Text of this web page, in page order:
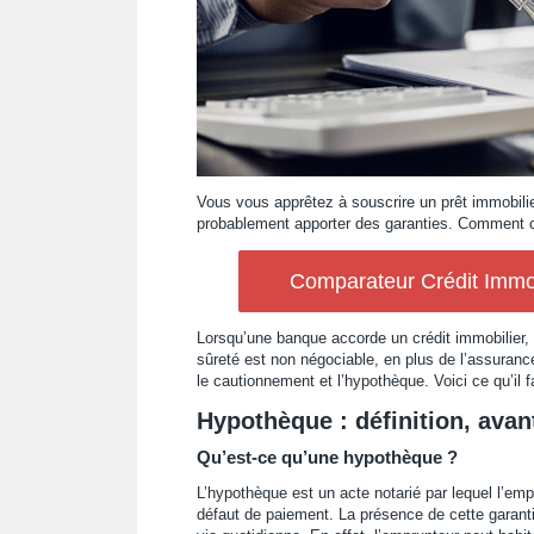
Vous vous apprêtez à souscrire un prêt
probablement apporter des garanties. Comment
Comparateur Crédit
Lorsqu’une banque accorde un crédit
sûreté est non négociable, en plus de
le cautionnement et l’hypothèque. Voici ce
Hypothèque : définition,
Qu’est-ce qu’une hypothèque ?
L’hypothèque est un acte notarié par lequel
défaut de paiement. La présence de cette